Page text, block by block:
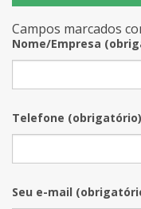
Campos marcados
Nome/Empresa
Telefone
Seu e-mail